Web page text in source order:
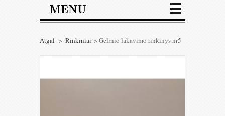
MENU
Atgal > Rinkiniai >Gelinio lakavimo rinkinys nr5